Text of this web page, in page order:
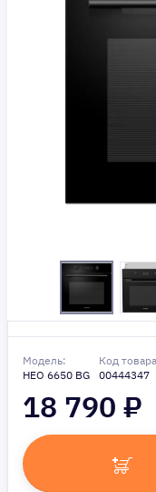
Модель:
HEO 6650 BG
Код
00444347
18 790 ₽